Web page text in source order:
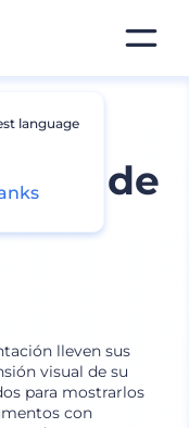
de
lleven sus
visual de su
para mostrarlos
con
language